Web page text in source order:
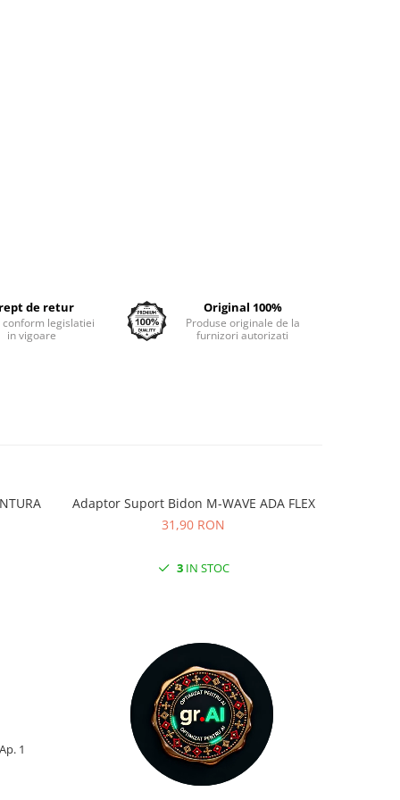
de retur
conform legislatiei
in vigoare
Original 100%
Produse originale de la
furnizori autorizati
Adaptor Suport Bidon M-WAVE ADA FLEX
31,90 RON
3IN STOC
1